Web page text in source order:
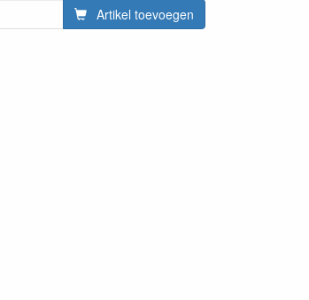
Artikel toevoegen